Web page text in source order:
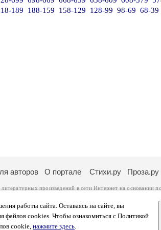
189 188-159 158-129 128-99 98-69 68-39
работы сайта. Оставаясь на сайте, вы
файлов cookies. Чтобы ознакомиться с Политикой
cookie, нажмите здесь.
авторов О портале Стихи.ру Проза.ру
произведений в сети Интернет на основании
законодательства
можете посмотреть более подробнуюинформацию о
общей сумме просматривают более двух миллионов